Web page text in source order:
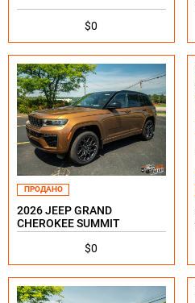
$0
ПРОДАНО
2026 JEEP GRAND
CHEROKEE SUMMIT
$0